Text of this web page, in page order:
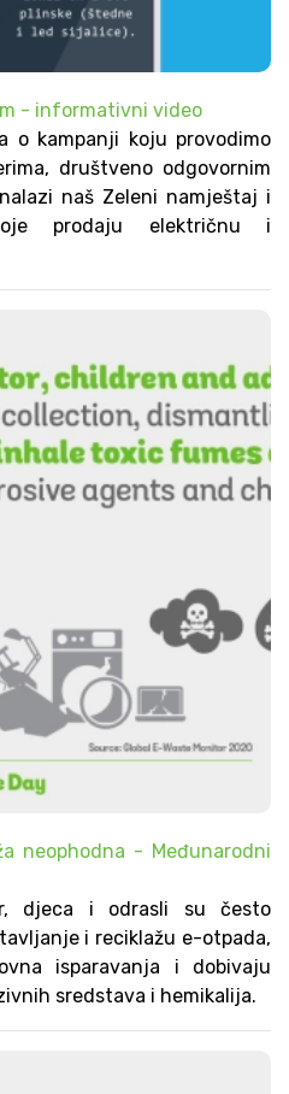
- informativni video
o kampanji koju provodimo
društveno odgovornim
naš Zeleni namještaj i
prodaju električnu i
neophodna - Međunarodni
djeca i odrasli su često
i reciklažu e-otpada,
isparavanja i dobivaju
sredstava i hemikalija.